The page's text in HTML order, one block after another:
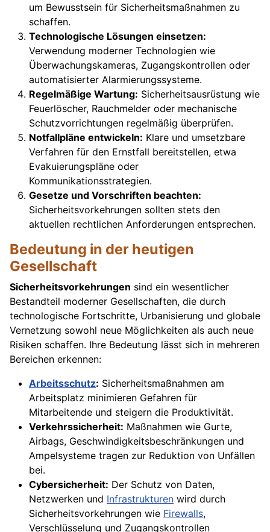
um Bewusstsein für Sicherheitsmaßnahmen zu
schaffen.
Technologische Lösungen einsetzen:
Verwendung moderner Technologien wie
Überwachungskameras, Zugangskontrollen oder
automatisierter Alarmierungssysteme.
Regelmäßige Wartung: Sicherheitsausrüstung wie
Feuerlöscher, Rauchmelder oder mechanische
Schutzvorrichtungen regelmäßig überprüfen.
Notfallpläne entwickeln: Klare und umsetzbare
Verfahren für den Ernstfall bereitstellen, etwa
Evakuierungspläne oder
Kommunikationsstrategien.
Gesetze und Vorschriften beachten:
Sicherheitsvorkehrungen sollten stets den
aktuellen rechtlichen Anforderungen entsprechen.
Bedeutung in der heutigen
Gesellschaft
Sicherheitsvorkehrungen sind ein wesentlicher
Bestandteil moderner Gesellschaften, die durch
technologische Fortschritte, Urbanisierung und globale
Vernetzung sowohl neue Möglichkeiten als auch neue
Risiken schaffen. Ihre Bedeutung lässt sich in mehreren
Bereichen erkennen:
Arbeitsschutz: Sicherheitsmaßnahmen am
Arbeitsplatz minimieren Gefahren für
Mitarbeitende und steigern die Produktivität.
Verkehrssicherheit: Maßnahmen wie Gurte,
Airbags, Geschwindigkeitsbeschränkungen und
Ampelsysteme tragen zur Reduktion von Unfällen
bei.
Cybersicherheit: Der Schutz von Daten,
Netzwerken und Infrastrukturen wird durch
Sicherheitsvorkehrungen wie Firewalls,
Verschlüsselung und Zugangskontrollen